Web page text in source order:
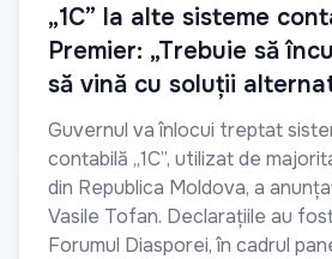
„1C” la alte sisteme
Premier: „Trebuie să
să vină cu soluții
Guvernul va înlocui treptat
contabilă „1C”, utilizat de
din Republica Moldova, a
Vasile Tofan. Declarațiile au
Forumul Diasporei, în cadrul